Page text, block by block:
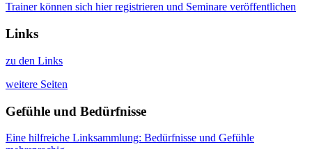
Trainer können sich hier registrieren und Seminare veröffentlichen
Links
zu den Links
weitere Seiten
Gefühle und Bedürfnisse
Eine hilfreiche Linksammlung: Bedürfnisse und Gefühle